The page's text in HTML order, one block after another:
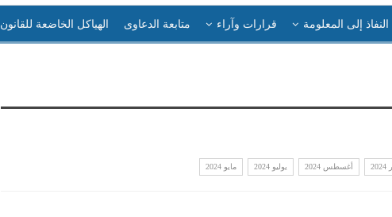
إلى المعلومة قرارات وآراء متابعة الدعاوى الهياكل الخاضعة للقانون
أغسطس 2024 يوليو 2024 مايو 2024